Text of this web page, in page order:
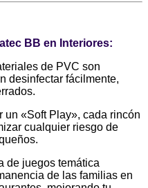
BB en Interiores:
de PVC son
desinfectar fácilmente,
un «Soft Play», cada rincón
cualquier riesgo de
de juegos temática
de las familias en